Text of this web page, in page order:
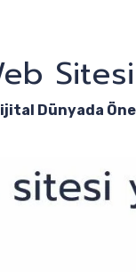
Sitesi
Dünyada Öne